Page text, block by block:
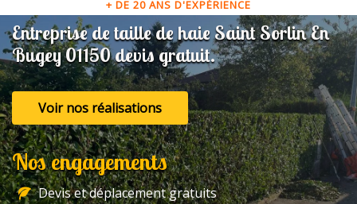
+ DE 20 ANS D'EXPÉRIENCE
Entreprise de taille de haie Saint Sorlin En
Bugey 01150 devis gratuit.
Voir nos réalisations
Nos engagements
Devis et déplacement gratuits